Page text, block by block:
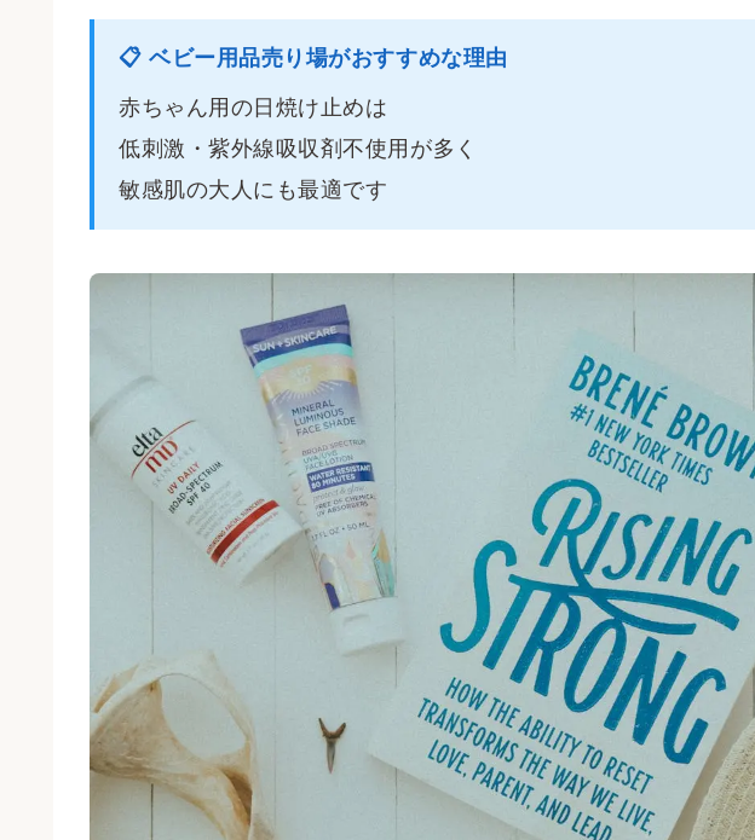
📋 ベビー用品売り場がおすすめな理由
赤ちゃん用の日焼け止めは
低刺激・紫外線吸収剤不使用が多く
敏感肌の大人にも最適です